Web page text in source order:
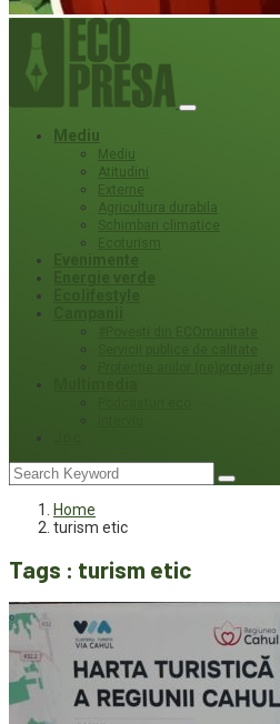
Mediu
Mediu
Atitudini
Externe
Agricultura durabila
Schimbari climatice
Ecoturism
Home
turism etic
Tags : turism etic